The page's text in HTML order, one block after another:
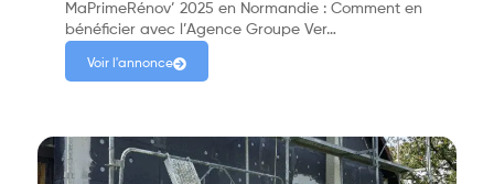
MaPrimeRénov’ 2025 en Normandie : Comment en
bénéficier avec l’Agence Groupe Ver…
Voir l'annonce